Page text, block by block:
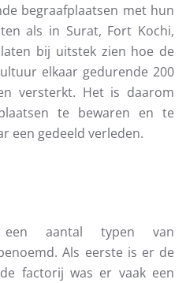
begraafplaatsen met hun
als in Surat, Fort Kochi,
bij uitstek zien hoe de
elkaar gedurende 200
versterkt. Het is daarom
te bewaren en te
een gedeeld verleden.
aantal typen van
Als eerste is er de
factorij was er vaak een